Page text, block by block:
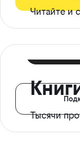
Читайте и
Тысячи
с